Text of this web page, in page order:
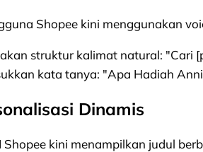
Shopee kini menggunakan
struktur kalimat natural: "Cari
kata tanya: "Apa Hadiah
Dinamis
Shopee kini menampilkan judul